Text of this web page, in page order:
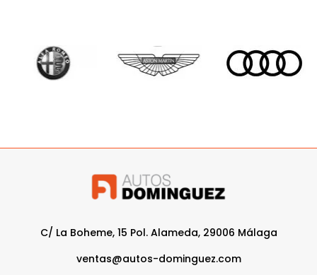
C/ La Boheme, 15 Pol. Alameda, 29006 Málaga
ventas@autos-dominguez.com